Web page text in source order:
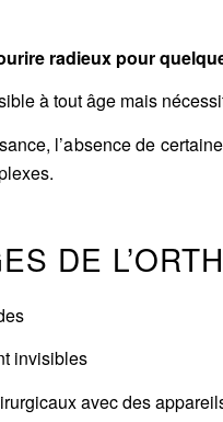
radieux pour
à tout âge mais
l’absence de
DE
invisibles
avec des